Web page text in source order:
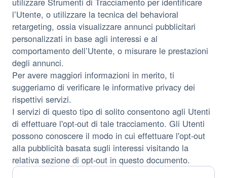
l’Utente, o utilizzare la tecnica del behavioral
retargeting, ossia visualizzare annunci pubblicitari
personalizzati in base agli interessi e al
comportamento dell’Utente, o misurare le prestazioni
degli annunci.
Per avere maggiori informazioni in merito, ti
suggeriamo di verificare le informative privacy dei
rispettivi servizi.
I servizi di questo tipo di solito consentono agli Utenti
di effettuare l'opt-out di tale tracciamento. Gli Utenti
possono conoscere il modo in cui effettuare l'opt-out
alla pubblicità basata sugli interessi visitando la
relativa sezione di opt-out in questo documento.